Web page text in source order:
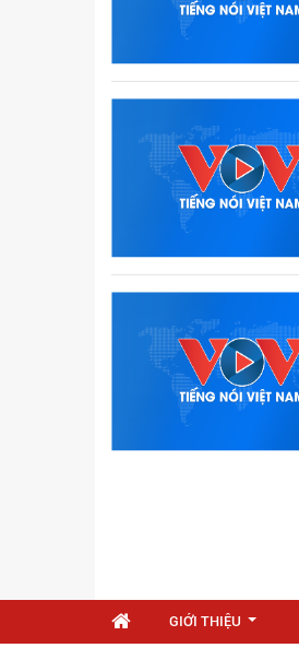
GIỚI THIỆU